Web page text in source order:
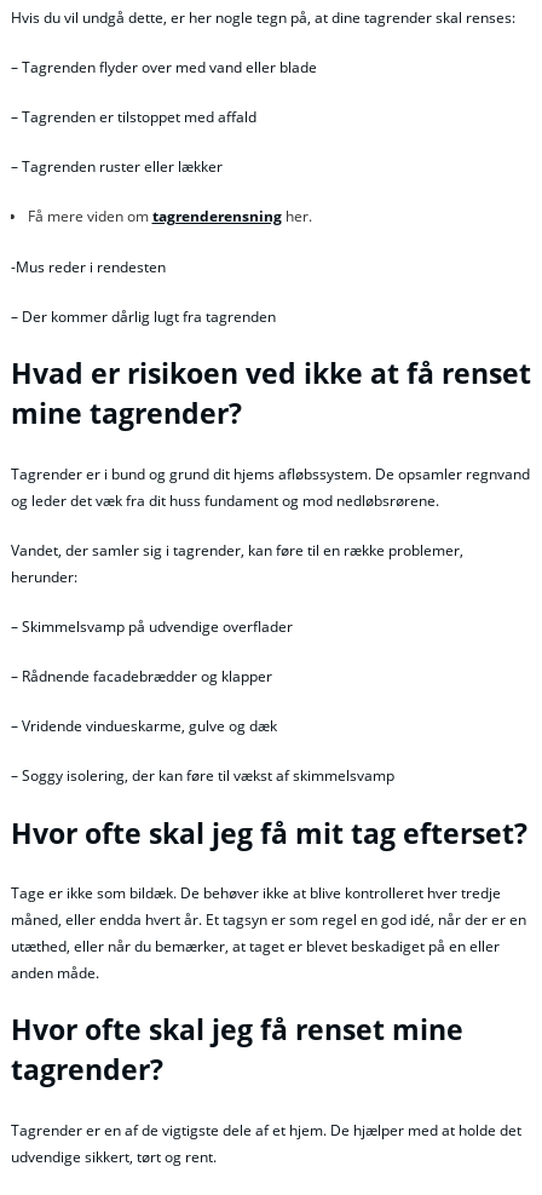
Hvis du vil undgå dette, er her nogle tegn på, at dine tagrender skal renses:
– Tagrenden flyder over med vand eller blade
– Tagrenden er tilstoppet med affald
– Tagrenden ruster eller lækker
Få mere viden omtagrenderensningher.
-Mus reder i rendesten
– Der kommer dårlig lugt fra tagrenden
Hvad er risikoen ved ikke at få renset
mine tagrender?
Tagrender er i bund og grund dit hjems afløbssystem. De opsamler regnvand
og leder det væk fra dit huss fundament og mod nedløbsrørene.
Vandet, der samler sig i tagrender, kan føre til en række problemer,
herunder:
– Skimmelsvamp på udvendige overflader
– Rådnende facadebrædder og klapper
– Vridende vindueskarme, gulve og dæk
– Soggy isolering, der kan føre til vækst af skimmelsvamp
Hvor ofte skal jeg få mit tag efterset?
Tage er ikke som bildæk. De behøver ikke at blive kontrolleret hver tredje
måned, eller endda hvert år. Et tagsyn er som regel en god idé, når der er en
utæthed, eller når du bemærker, at taget er blevet beskadiget på en eller
anden måde.
Hvor ofte skal jeg få renset mine
tagrender?
Tagrender er en af de vigtigste dele af et hjem. De hjælper med at holde det
udvendige sikkert, tørt og rent.